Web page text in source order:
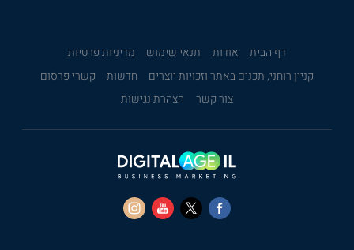
דף הבית אודות תנאי שימוש
מדיניות פרטיות
קניין רוחני, תכנים באתר וזכויות יוצרים
חדשות
קשרי פרסום
צור קשר
הצהרת נגישות